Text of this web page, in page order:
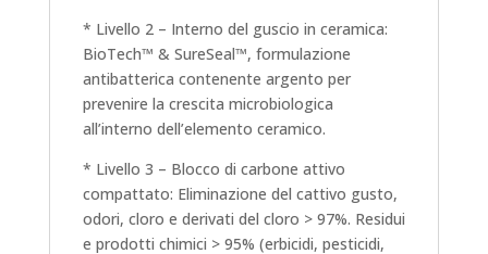
* Livello 2 – Interno del guscio in ceramica:
BioTech™ & SureSeal™, formulazione
antibatterica contenente argento per
prevenire la crescita microbiologica
all’interno dell’elemento ceramico.
* Livello 3 – Blocco di carbone attivo
compattato: Eliminazione del cattivo gusto,
odori, cloro e derivati del cloro > 97%. Residui
e prodotti chimici > 95% (erbicidi, pesticidi,